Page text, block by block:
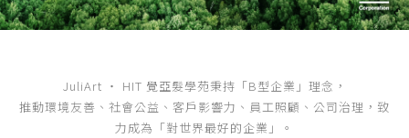
JuliArt ‧ HIT 覺亞髮學苑秉持「B型企業」理念，
推動環境友善、社會公益、客戶影響力、員工照顧、公司治理，致
力成為「對世界最好的企業」。